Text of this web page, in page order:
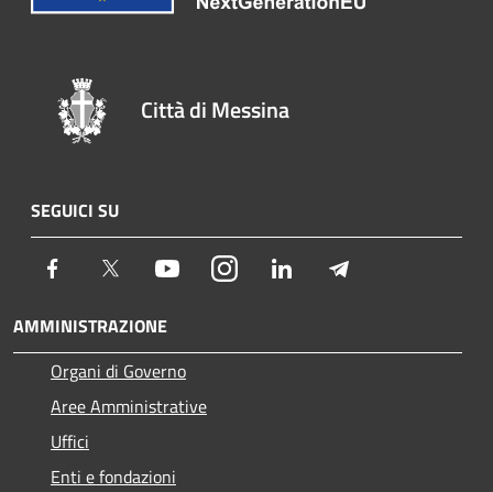
Città di Messina
SEGUICI SU
Facebook Twitter YoutubeInstagram LinkedIn
AMMINISTRAZIONE
Organi di Governo
Aree Amministrative
Uffici
Enti e fondazioni